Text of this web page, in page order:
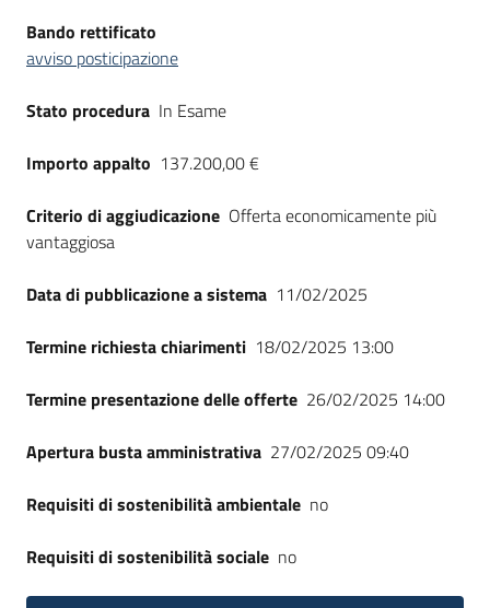
English
Seguici
Bando rettificato
avviso posticipazione
Stato procedura In Esame
Importo appalto 137.200,00 €
Criterio di aggiudicazione Offerta economicamente più
vantaggiosa
Data di pubblicazione a sistema 11/02/2025
Termine richiesta chiarimenti 18/02/2025 13:00
Termine presentazione delle offerte 26/02/2025 14:00
Apertura busta amministrativa 27/02/2025 09:40
Requisiti di sostenibilità ambientale no
Requisiti di sostenibilità sociale no